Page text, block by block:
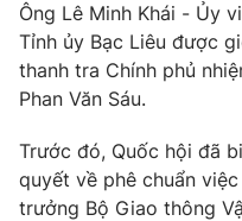
Khán giả
Giải sao mai
Sao
Du lịch
Làm đẹp
Chất lượng cuộc sống
Giáo dục
Tuyển sinh
Công nghệ
Hitech Công nghệ tương
Sản phẩm
Giao lưu trực tuyến
Ông Lê Minh Khái - Ủy
Tỉnh ủy Bạc Liêu được
thanh tra Chính phủ
Phan Văn Sáu.
Trước đó, Quốc hội đã
quyết về phê chuẩn việc
trưởng Bộ Giao thông